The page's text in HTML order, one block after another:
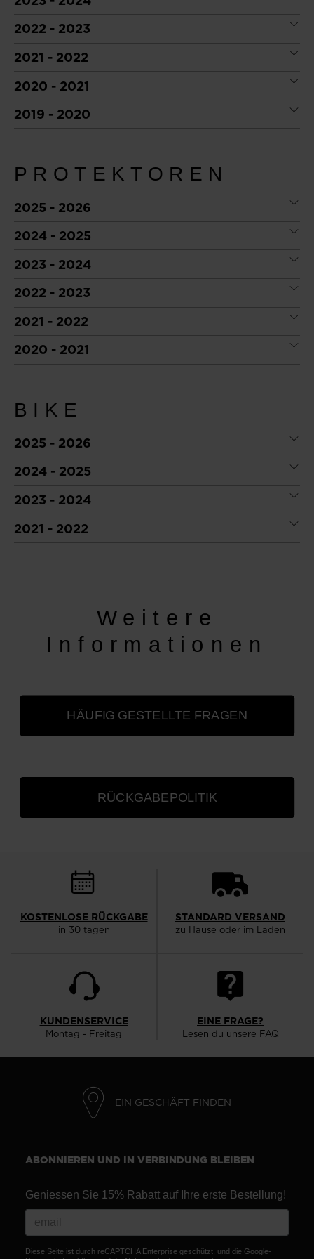
2022 - 2023
2021 - 2022
2020 - 2021
2019 - 2020
PROTEKTOREN
2025 - 2026
2024 - 2025
2023 - 2024
2022 - 2023
2021 - 2022
2020 - 2021
BIKE
2025 - 2026
2024 - 2025
2023 - 2024
2021 - 2022
Weitere
Informationen
HÄUFIG GESTELLTE FRAGEN
RÜCKGABEPOLITIK
KOSTENLOSE RÜCKGABE
in 30 tagen
STANDARD VERSAND
zu Hause oder im Laden
KUNDENSERVICE
Montag - Freitag
EINE FRAGE?
Lesen du unsere FAQ
EIN GESCHÄFT FINDEN
ABONNIEREN UND IN VERBINDUNG BLEIBEN
Geniessen Sie 15% Rabatt auf Ihre erste Bestellung!
Diese Seite ist durch reCAPTCHA Enterprise geschützt, und die Google-